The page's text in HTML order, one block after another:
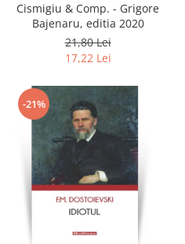
Cismigiu & Comp. - Grigore
Bajenaru, editia 2020
21,80 Lei
17,22 Lei
-21%